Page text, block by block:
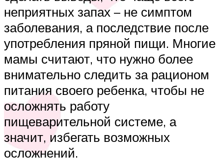
неприятных запах – не симптом
заболевания, а последствие после
употребления пряной пищи. Многие
мамы считают, что нужно более
внимательно следить за рационом
питания своего ребенка, чтобы не
осложнять работу
пищеварительной системе, а
значит, избегать возможных
осложнений.